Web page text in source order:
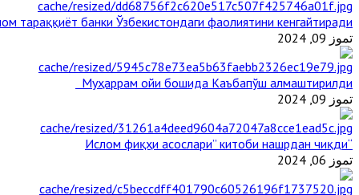
тараққиёт банки Ўзбекистондаги фаолиятини кенгайтиради
تموز 09, 2024
Муҳаррам ойи бошида Каъбапўш алмаштирилди
تموز 09, 2024
“Ислом фиқҳи асослари” китоби нашрдан чиқди
تموز 06, 2024